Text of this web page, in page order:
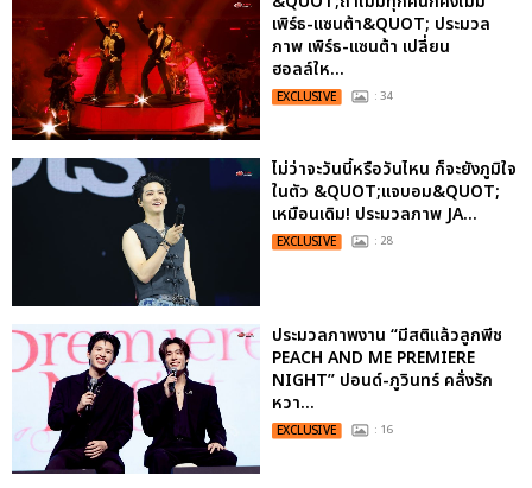
เพิร์ธ-แซนต้า&QUOT; ประมวล
ภาพ เพิร์ธ-แซนต้า เปลี่ยน
ฮอลล์ให...
EXCLUSIVE : 34
ไม่ว่าจะวันนี้หรือวันไหน ก็จะยังภูมิใจ
ในตัว &QUOT;แจบอม&QUOT;
เหมือนเดิม! ประมวลภาพ JA...
EXCLUSIVE : 28
ประมวลภาพงาน “มีสติแล้วลูกพีช
PEACH AND ME PREMIERE
NIGHT” ปอนด์-ภูวินทร์ คลั่งรัก
หวา...
EXCLUSIVE : 16